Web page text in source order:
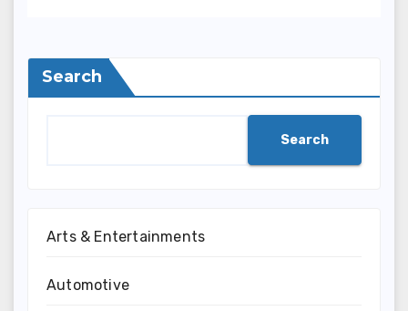
Search
Search
Arts & Entertainments
Automotive